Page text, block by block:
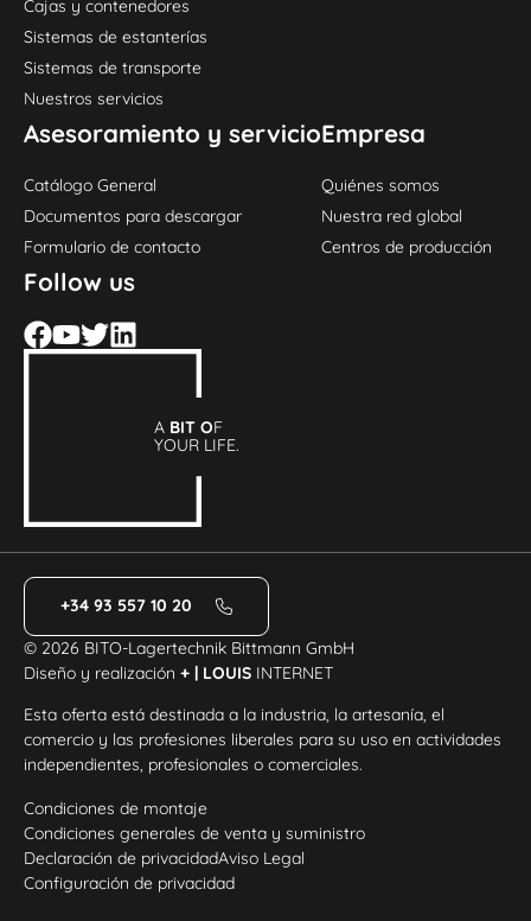
Cajas y contenedores
Sistemas de estanterías
Sistemas de transporte
Nuestros servicios
Asesoramiento y servicio
Catálogo General
Documentos para descargar
Formulario de contacto
Empresa
Quiénes somos
Nuestra red global
Centros de producción
Follow us
A BIT OF
YOUR LIFE.
+34 93 557 10 20
© 2026 BITO-Lagertechnik Bittmann GmbH
Diseño y realización+ | LOUIS INTERNET
Esta oferta está destinada a la industria, la artesanía, el
comercio y las profesiones liberales para su uso en actividades
independientes, profesionales o comerciales.
Condiciones de montaje
Condiciones generales de venta y suministro
Declaración de privacidadAviso Legal
Configuración de privacidad